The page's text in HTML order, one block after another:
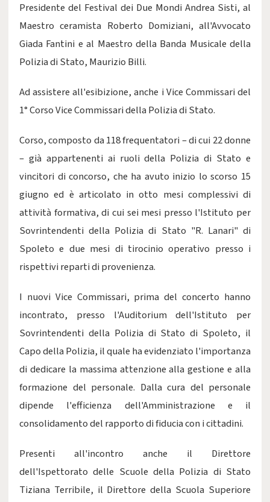
Presidente del Festival dei Due Mondi Andrea Sisti, al
Maestro ceramista Roberto Domiziani, all'Avvocato
Giada Fantini e al Maestro della Banda Musicale della
Polizia di Stato, Maurizio Billi.
Ad assistere all'esibizione, anche i Vice Commissari del
1° Corso Vice Commissari della Polizia di Stato.
Corso, composto da 118 frequentatori – di cui 22 donne
– già appartenenti ai ruoli della Polizia di Stato e
vincitori di concorso, che ha avuto inizio lo scorso 15
giugno ed è articolato in otto mesi complessivi di
attività formativa, di cui sei mesi presso l'Istituto per
Sovrintendenti della Polizia di Stato "R. Lanari" di
Spoleto e due mesi di tirocinio operativo presso i
rispettivi reparti di provenienza.
I nuovi Vice Commissari, prima del concerto hanno
incontrato, presso l'Auditorium dell'Istituto per
Sovrintendenti della Polizia di Stato di Spoleto, il
Capo della Polizia, il quale ha evidenziato l'importanza
di dedicare la massima attenzione alla gestione e alla
formazione del personale. Dalla cura del personale
dipende l'efficienza dell'Amministrazione e il
consolidamento del rapporto di fiducia con i cittadini.
Presenti all'incontro anche il Direttore
dell'Ispettorato delle Scuole della Polizia di Stato
Tiziana Terribile, il Direttore della Scuola Superiore